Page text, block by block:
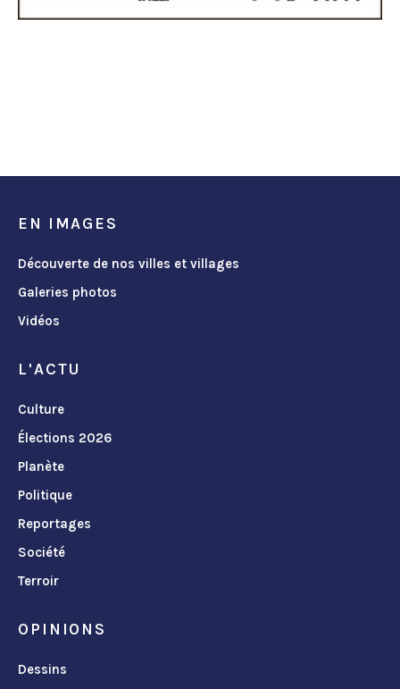
EN IMAGES
Découverte de nos villes et villages
Galeries photos
Vidéos
L'ACTU
Culture
Élections 2026
Planète
Politique
Reportages
Société
Terroir
OPINIONS
Dessins